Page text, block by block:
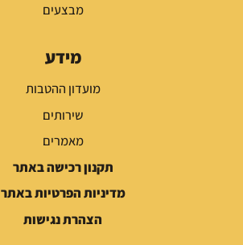
מבצעים
מידע
מועדון ההטבות
שירותים
מאמרים
תקנון רכישה באתר
מדיניות הפרטיות באתר
הצהרת נגישות